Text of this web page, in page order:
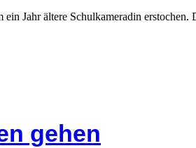
Jahr ältere Schulkameradin
gehen